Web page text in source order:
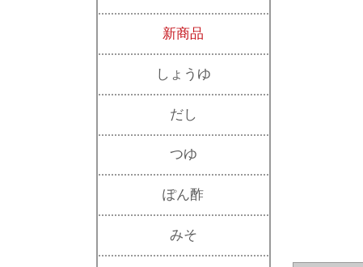
新商品
しょうゆ
だし
つゆ
ぽん酢
みそ